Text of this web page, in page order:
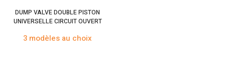
DUMP VALVE DOUBLE PISTON
UNIVERSELLE CIRCUIT OUVERT
3 modèles au choix